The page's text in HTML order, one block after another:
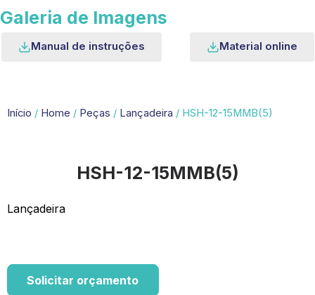
Galeria de Imagens
Manual de instruções Material online
Início / Home / Peças / Lançadeira / HSH-12-15MMB(5)
HSH-12-15MMB(5)
Lançadeira
Solicitar orçamento